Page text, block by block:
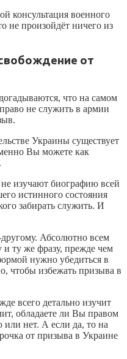
консультация военного
не произойдёт ничего из
от
что на самом
не служить в армии
Украины существует
Вы можете как
изучают биографию всей
истинного состояния
забирать служить. И
Абсолютно всем
ту же фразу, прежде чем
нужно убедиться в
чтобы избежать призыва в
всего детально изучит
обладаете ли Вы правом
нет. А если да, то на
от призыва в Украине